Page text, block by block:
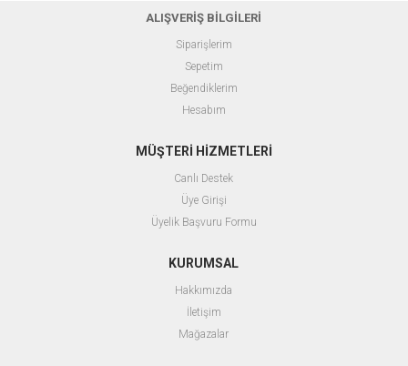
ALIŞVERİŞ BİLGİLERİ
Siparişlerim
Sepetim
Beğendiklerim
Hesabım
MÜŞTERİ HİZMETLERİ
Canlı Destek
Üye Girişi
Üyelik Başvuru Formu
KURUMSAL
Hakkımızda
İletişim
Mağazalar